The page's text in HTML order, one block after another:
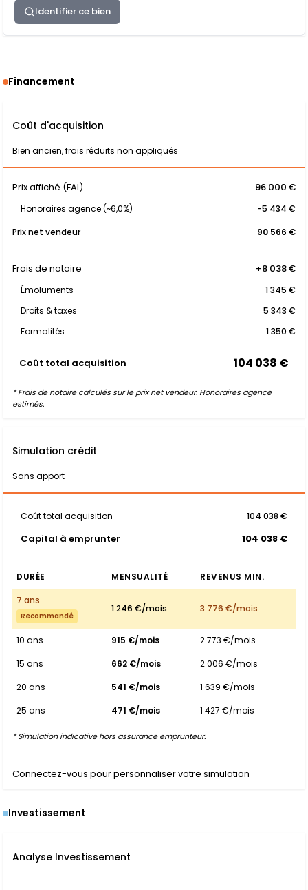
Identifier ce bien
Financement
Coût d'acquisition
Bien ancien, frais réduits non appliqués
Prix affiché (FAI) 96 000 €
Honoraires agence (~6,0%)
-5 434 €
Prix net vendeur
90 566 €
Frais de notaire +8 038 €
Émoluments
1 345 €
Droits & taxes
5 343 €
Formalités
1 350 €
Coût total acquisition 104 038 €
* Frais de notaire calculés sur le prix net vendeur. Honoraires agence
estimés.
Simulation crédit
Sans apport
Coût total acquisition 104 038 €
Capital à emprunter 104 038 €
DURÉE MENSUALITÉ
REVENUS MIN.
7 ans
Recommandé
1 246 €/mois 3 776 €/mois
10 ans 915 €/mois
2 773 €/mois
15 ans
662 €/mois
2 006 €/mois
20 ans
541 €/mois
1 639 €/mois
25 ans
471 €/mois 1 427 €/mois
* Simulation indicative hors assurance emprunteur.
Connectez-vous pour personnaliser votre simulation
Investissement
Analyse Investissement